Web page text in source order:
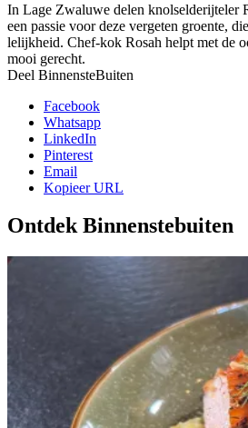
In Lage Zwaluwe delen knolselderijteler
een passie voor deze vergeten groente,
lelijkheid. Chef-kok Rosah helpt met de
mooi gerecht.
Deel BinnensteBuiten
Facebook
Whatsapp
LinkedIn
Pinterest
Email
Kopieer URL
Ontdek Binnenstebuiten